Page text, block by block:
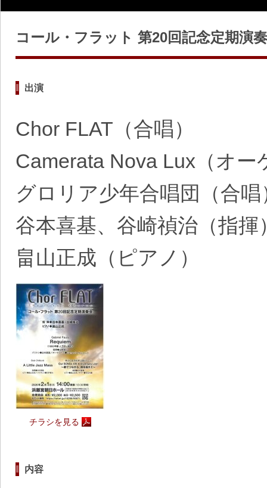
コール・フラット 第20回記念定期演
出演
Chor FLAT（合唱）
Camerata Nova Lux（オー
グロリア少年合唱団（合唱
谷本喜基、谷崎禎治（指
畠山正成（ピアノ）
チラシを見る
内容